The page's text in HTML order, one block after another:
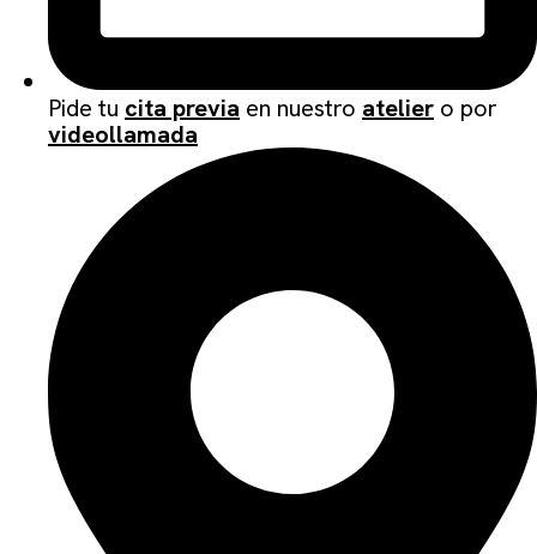
Pide tu cita previa en nuestro atelier o por
videollamada